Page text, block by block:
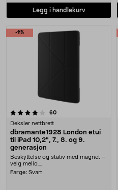
Legg i handlekurv
-11%
60anmeldelser
Deksler nettbrett
dbramante1928 London etui
til iPad 10,2", 7., 8. og 9.
generasjon
Beskyttelse og stativ med magnet –
velg mello....
Farge: Svart
3.0 av 5 stjerner